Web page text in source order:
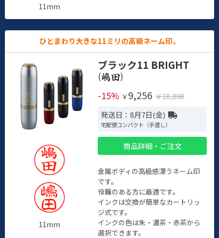
11mm
ひとまわり大きな11ミリの高級ネーム印。
11mm
ブラック11 BRIGHT
(
)
-15% ￥ 9,256 ￥10,890
発送日：8月7日(金)
宅配便コンパクト（手渡し）
商品詳細・ご注文
金属ボディの高級感漂うネーム印
です。
役職のある方に最適です。
インクは交換が簡単なカートリッ
ジ式です。
インクの色は朱・濃茶・赤茶から
選択できます。